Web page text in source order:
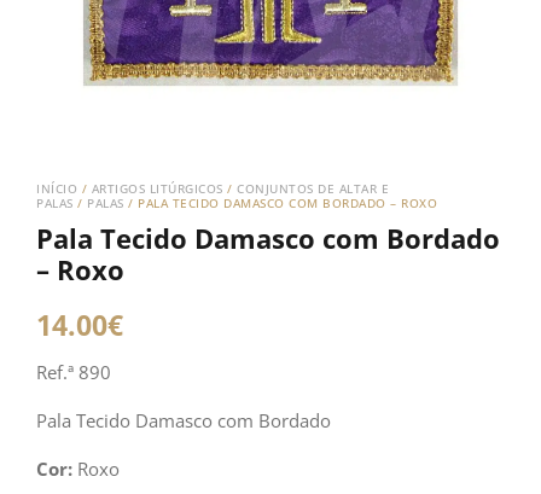
INÍCIO / ARTIGOS LITÚRGICOS / CONJUNTOS DE ALTAR E
PALAS / PALAS / PALA TECIDO DAMASCO COM BORDADO – ROXO
Pala Tecido Damasco com Bordado
– Roxo
14.00€
Ref.ª 890
Pala Tecido Damasco com Bordado
Cor: Roxo